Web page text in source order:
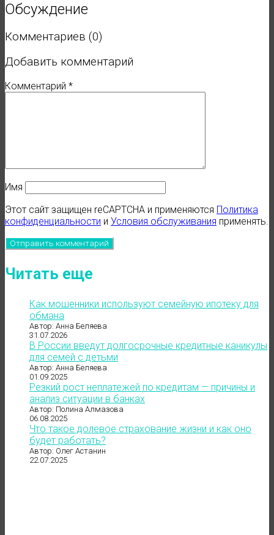
Обсуждение
Комментариев (0)
Добавить комментарий
Комментарий *
Имя
Этот сайт защищен reCAPTCHA и применяются Политика
конфиденциальности и Условия обслуживания применять.
Читать еще
Как мошенники используют семейную ипотеку для
обмана
Автор: Анна Беляева
31.07.2026
В России введут долгосрочные кредитные каникулы
для семей с детьми
Автор: Анна Беляева
01.09.2025
Резкий рост неплатежей по кредитам — причины и
анализ ситуации в банках
Автор: Полина Алмазова
06.08.2025
Что такое долевое страхование жизни и как оно
будет работать?
Автор: Олег Астанин
22.07.2025